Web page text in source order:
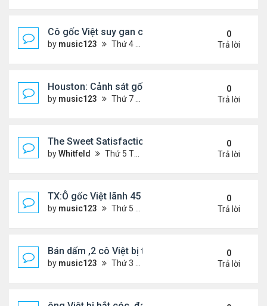
Cô gốc Việt suy gan cấp, hôn mê trong kỳ trăng
by music123 Thứ 4 Tháng 5 13, 2026 5:14 pm
0
Trả lời
Houston: Cảnh sát gốc Việt bị truy tố tội gạ gẫm
by music123 Thứ 7 Tháng 5 02, 2026 7:45 am
0
Trả lời
The Sweet Satisfaction of Idle Empire Building: A
byWhitfeld Thứ 5 Tháng 4 30, 2026 10:35 pm
0
Trả lời
TX:Ô gốc Việt lãnh 45 năm tù vì lạm dụng tình dục
by music123 Thứ 5 Tháng 4 30, 2026 6:28 pm
0
Trả lời
Bán dấm ,2 cô Việt bị tịch thu hơn $291,000 tiền
by music123 Thứ 3 Tháng 4 21, 2026 6:43 pm
0
Trả lời